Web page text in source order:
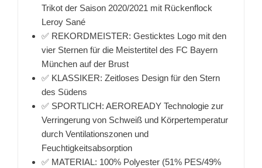
Trikot der Saison 2020/2021 mit Rückenflock
Leroy Sané
✅ REKORDMEISTER: Gesticktes Logo mit den
vier Sternen für die Meistertitel des FC Bayern
München auf der Brust
✅ KLASSIKER: Zeitloses Design für den Stern
des Südens
✅ SPORTLICH: AEROREADY Technologie zur
Verringerung von Schweiß und Körpertemperatur
durch Ventilationszonen und
Feuchtigkeitsabsorption
✅ MATERIAL: 100% Polyester (51% PES/49%